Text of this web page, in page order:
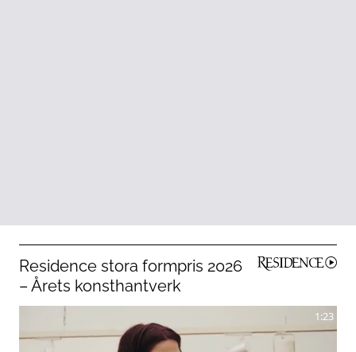
Residence stora formpris 2026
– Årets konsthantverk
1:23